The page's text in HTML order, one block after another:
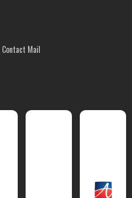
Contact Mail